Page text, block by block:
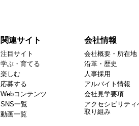
関連サイト
注目サイト
学ぶ・育てる
楽しむ
応募する
Webコンテンツ
SNS一覧
動画一覧
会社情報
会社概要・所在地
沿革・歴史
人事採用
アルバイト情報
会社見学要項
アクセシビリティ
取り組み